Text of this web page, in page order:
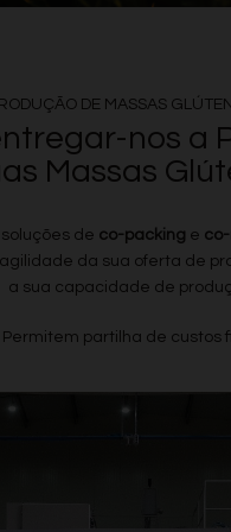
DE MASSAS
nos a
Massas
soluções de co-packing e
da sua oferta de
a sua capacidade de
Permitem partilha de custos